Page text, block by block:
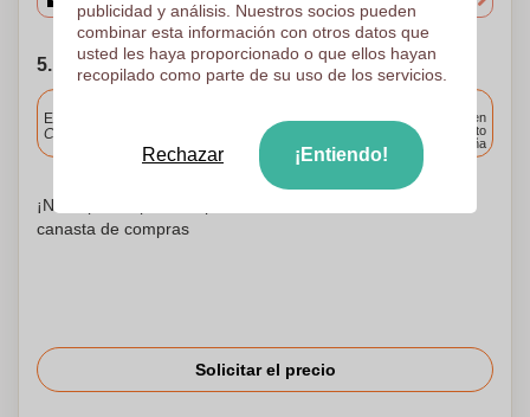
5. Elija su fecha de envío
Entrega estándar
Cargue y apruebe sus archivos antes de las 9.30 a.m.
Entrega en
cualquier punto
de España
¡No te preocupes! Simplemente suba sus archivos a la
canasta de compras
Solicitar el precio
publicidad y análisis. Nuestros socios pueden
combinar esta información con otros datos que
usted les haya proporcionado o que ellos hayan
recopilado como parte de su uso de los servicios.
Rechazar ¡Entiendo!